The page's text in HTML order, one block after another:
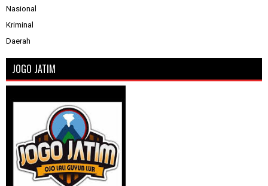
Nasional
Kriminal
Daerah
JOGO JATIM